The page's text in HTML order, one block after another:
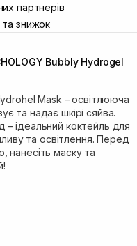
45 Немає в
23 (ТЦ
Немає в
партнерів
та знижок
Bubbly Hydrogel
Mask – освітлююча
та надає шкірі сяйва.
– ідеальний коктейль для
та освітлення. Перед
нанесіть маску та